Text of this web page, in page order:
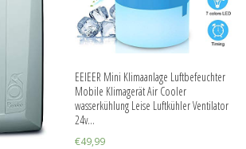
EEIEER Mini Klimaanlage Luftbefeuchter
Mobile Klimagerät Air Cooler
wasserkühlung Leise Luftkühler Ventilator
24v…
€49,99